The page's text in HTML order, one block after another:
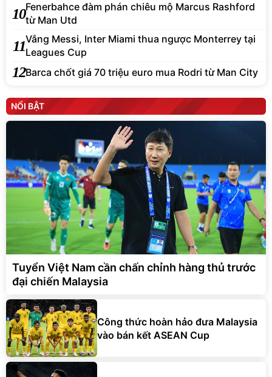
10Fenerbahce đàm phán chiêu mộ Marcus Rashford
từ Man Utd
11Vắng Messi, Inter Miami thua ngược Monterrey tại
Leagues Cup
12Barca chốt giá 70 triệu euro mua Rodri từ Man City
NỔI BẬT
Tuyển Việt Nam cần chấn chỉnh hàng thủ trước
đại chiến Malaysia
Công thức hoàn hảo đưa Malaysia
vào bán kết ASEAN Cup